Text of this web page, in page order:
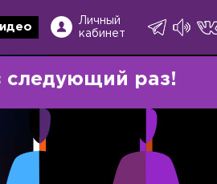
Личный
кабинет
следующий раз!